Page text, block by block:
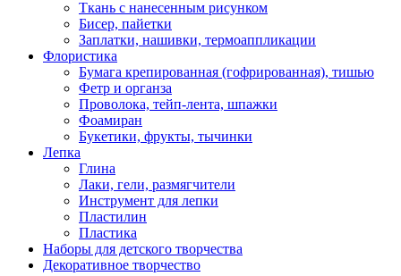
Ткань с нанесенным рисунком
Бисер, пайетки
Заплатки, нашивки, термоаппликации
Флористика
Бумага крепированная (гофрированная), тишью
Фетр и органза
Проволока, тейп-лента, шпажки
Фоамиран
Букетики, фрукты, тычинки
Лепка
Глина
Лаки, гели, размягчители
Инструмент для лепки
Пластилин
Пластика
Наборы для детского творчества
Декоративное творчество